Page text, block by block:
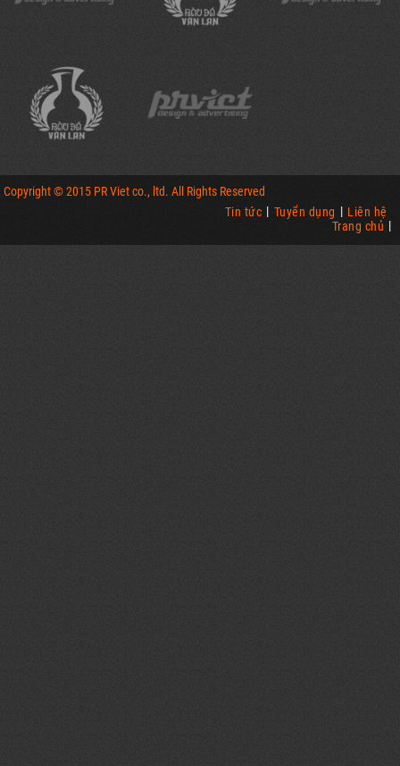
Copyright © 2015 PR Viet co., ltd. All Rights Reserved
Liên hệ
tuyển dụng
tin tức
Trang chủ